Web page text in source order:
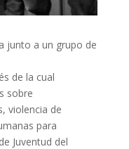
junto a un grupo de
de la cual
sobre
violencia de
para
Juventud del